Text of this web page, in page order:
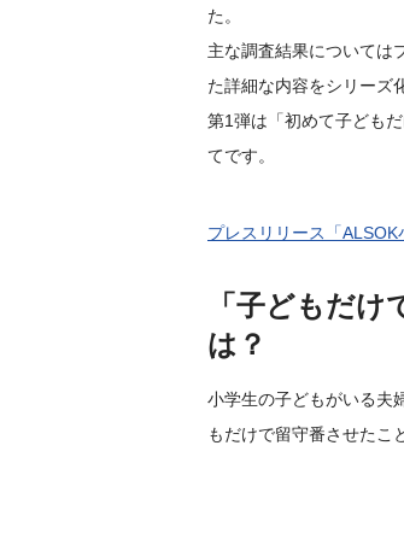
た。
主な調査結果については
た詳細な内容をシリーズ
第1弾は「初めて子ども
てです。
プレスリリース「
「子どもだ
は？
小学生の子どもがいる夫
もだけで留守番させたこ